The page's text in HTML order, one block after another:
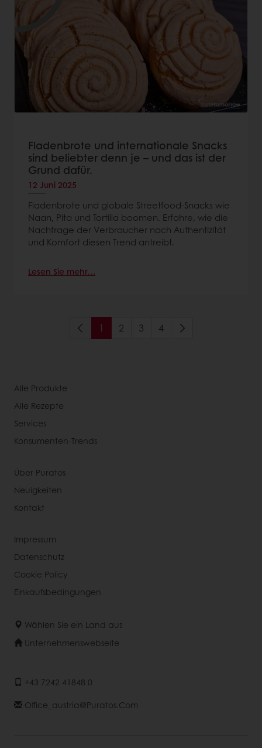
Fladenbrote und internationale Snacks
sind beliebter denn je – und das ist der
Grund dafür.
12 Juni 2025
Fladenbrote und globale Streetfood-Snacks wie
Naan, Pita und Tortilla boomen. Erfahre, wie die
Nachfrage der Verbraucher nach Authentizität
und Komfort diesen Trend antreibt.
Lesen Sie mehr…
1 2 3 4
Alle Produkte
Alle Rezepte
Services
Konsumenten-Trends
Über Puratos
Neuigkeiten
Kontakt
Impressum
Datenschutz
Cookie Policy
Einkaufsbedingungen
Wählen Sie ein Land aus
Unternehmenswebseite
+43 7242 41848 0
Office_austria@puratos.com